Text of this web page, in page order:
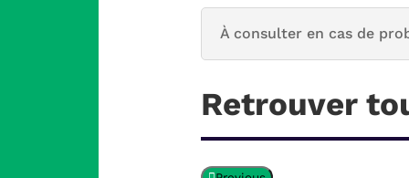
À consulter en cas de
Retrouver